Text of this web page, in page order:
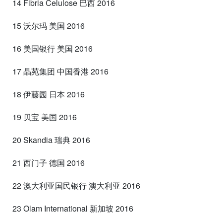
14 Fibria Celulose 巴西 2016
15 沃尔玛 美国 2016
16 美国银行 美国 2016
17 晶苑集团 中国香港 2016
18 伊藤园 日本 2016
19 贝宝 美国 2016
20 Skandia 瑞典 2016
21 西门子 德国 2016
22 澳大利亚国民银行 澳大利亚 2016
23 Olam International 新加坡 2016